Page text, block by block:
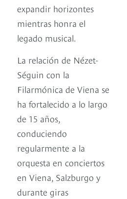
expandir horizontes
mientras honra el
legado musical.
La relación de Nézet-
Séguin con la
Filarmónica de Viena se
ha fortalecido a lo largo
de 15 años,
conduciendo
regularmente a la
orquesta en conciertos
en Viena, Salzburgo y
durante giras